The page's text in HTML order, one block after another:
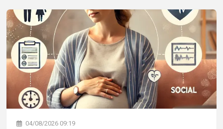
04/08/2026 09:19